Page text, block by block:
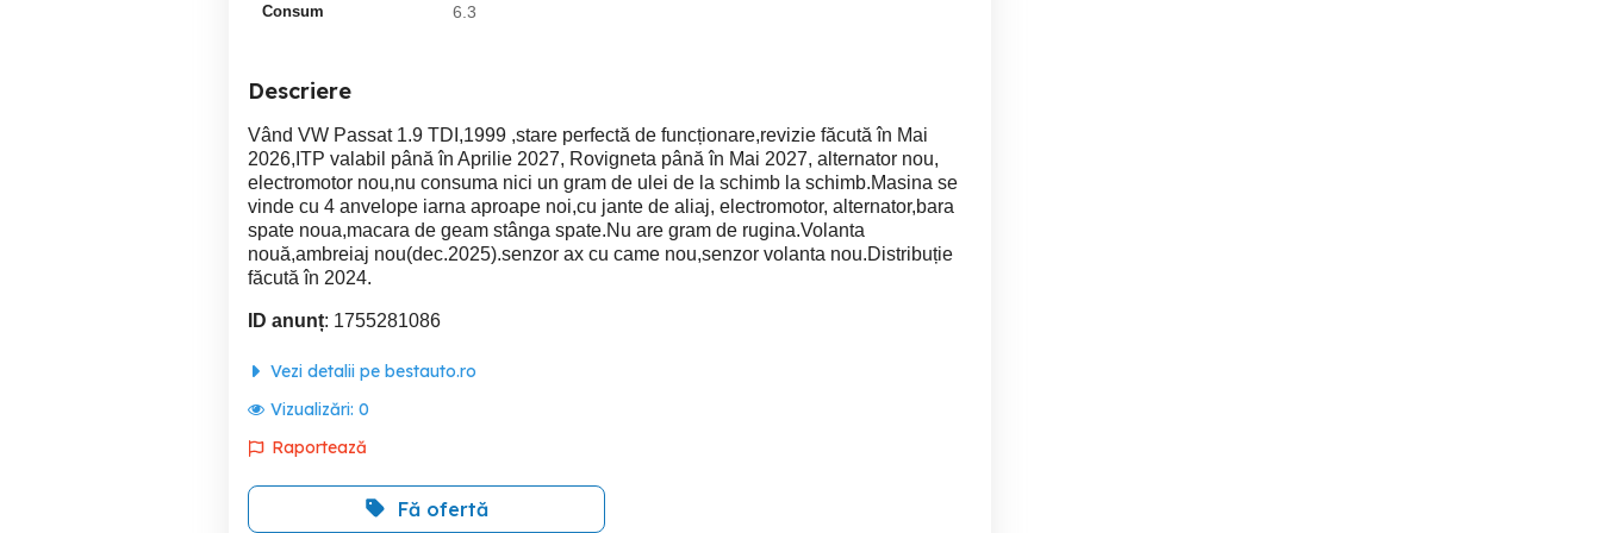
Consum 6.3
Descriere
Vând VW Passat 1.9 TDI,1999 ,stare perfectă de funcționare,revizie făcută în Mai
2026,ITP valabil până în Aprilie 2027, Rovigneta până în Mai 2027, alternator nou,
electromotor nou,nu consuma nici un gram de ulei de la schimb la schimb.Masina se
vinde cu 4 anvelope iarna aproape noi,cu jante de aliaj, electromotor, alternator,bara
spate noua,macara de geam stânga spate.Nu are gram de rugina.Volanta
nouă,ambreiaj nou(dec.2025).senzor ax cu came nou,senzor volanta nou.Distribuție
făcută în 2024.
ID anunț: 1755281086
Vezi detalii pe bestauto.ro
Vizualizări: 0
Raportează
Fă ofertă